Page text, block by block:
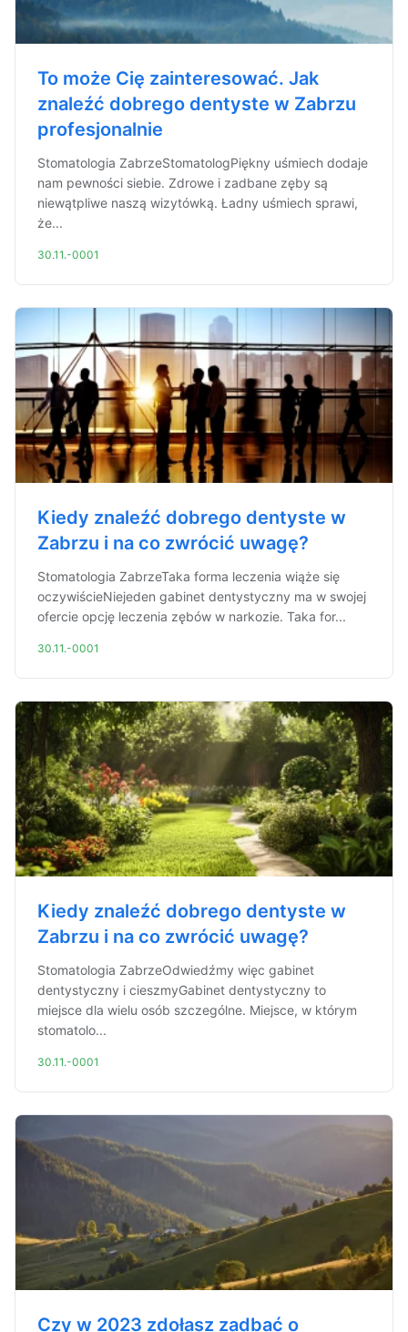
To może Cię zainteresować. Jak
znaleźć dobrego dentyste w Zabrzu
profesjonalnie
Stomatologia ZabrzeStomatologPiękny uśmiech dodaje
nam pewności siebie. Zdrowe i zadbane zęby są
niewątpliwe naszą wizytówką. Ładny uśmiech sprawi,
że...
30.11.-0001
Kiedy znaleźć dobrego dentyste w
Zabrzu i na co zwrócić uwagę?
Stomatologia ZabrzeTaka forma leczenia wiąże się
oczywiścieNiejeden gabinet dentystyczny ma w swojej
ofercie opcję leczenia zębów w narkozie. Taka for...
30.11.-0001
Kiedy znaleźć dobrego dentyste w
Zabrzu i na co zwrócić uwagę?
Stomatologia ZabrzeOdwiedźmy więc gabinet
dentystyczny i cieszmyGabinet dentystyczny to
miejsce dla wielu osób szczególne. Miejsce, w którym
stomatolo...
30.11.-0001
Czy w 2023 zdołasz zadbać o